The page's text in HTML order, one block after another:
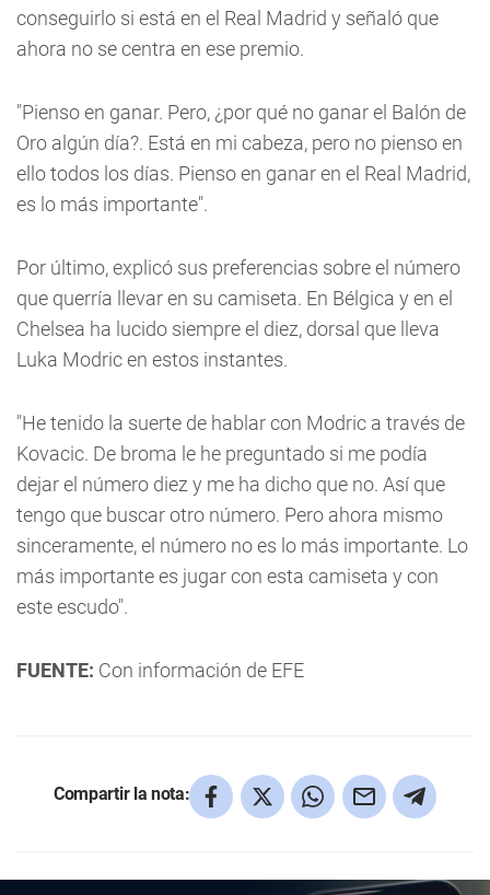
conseguirlo si está en el Real Madrid y señaló que
ahora no se centra en ese premio.
"Pienso en ganar. Pero, ¿por qué no ganar el Balón de
Oro algún día?. Está en mi cabeza, pero no pienso en
ello todos los días. Pienso en ganar en el Real Madrid,
es lo más importante".
Por último, explicó sus preferencias sobre el número
que querría llevar en su camiseta. En Bélgica y en el
Chelsea ha lucido siempre el diez, dorsal que lleva
Luka Modric en estos instantes.
"He tenido la suerte de hablar con Modric a través de
Kovacic. De broma le he preguntado si me podía
dejar el número diez y me ha dicho que no. Así que
tengo que buscar otro número. Pero ahora mismo
sinceramente, el número no es lo más importante. Lo
más importante es jugar con esta camiseta y con
este escudo".
FUENTE: Con información de EFE
Compartir la nota: